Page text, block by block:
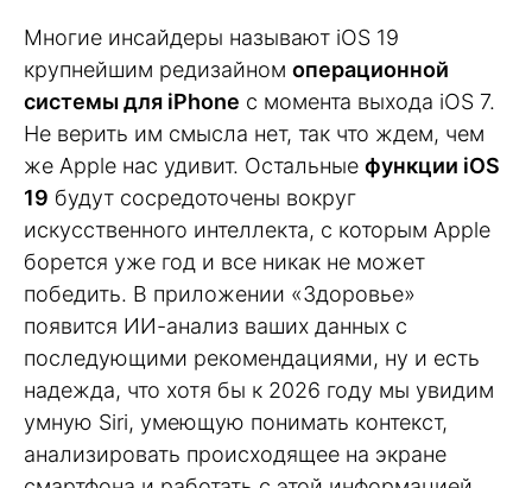
Многие инсайдеры называют iOS 19
крупнейшим редизайном операционной
системы для iPhone с момента выхода iOS 7.
Не верить им смысла нет, так что ждем, чем
же Apple нас удивит. Остальные функции iOS
19 будут сосредоточены вокруг
искусственного интеллекта, с которым Apple
борется уже год и все никак не может
победить. В приложении «Здоровье»
появится ИИ-анализ ваших данных с
последующими рекомендациями, ну и есть
надежда, что хотя бы к 2026 году мы увидим
умную Siri, умеющую понимать контекст,
анализировать происходящее на экране